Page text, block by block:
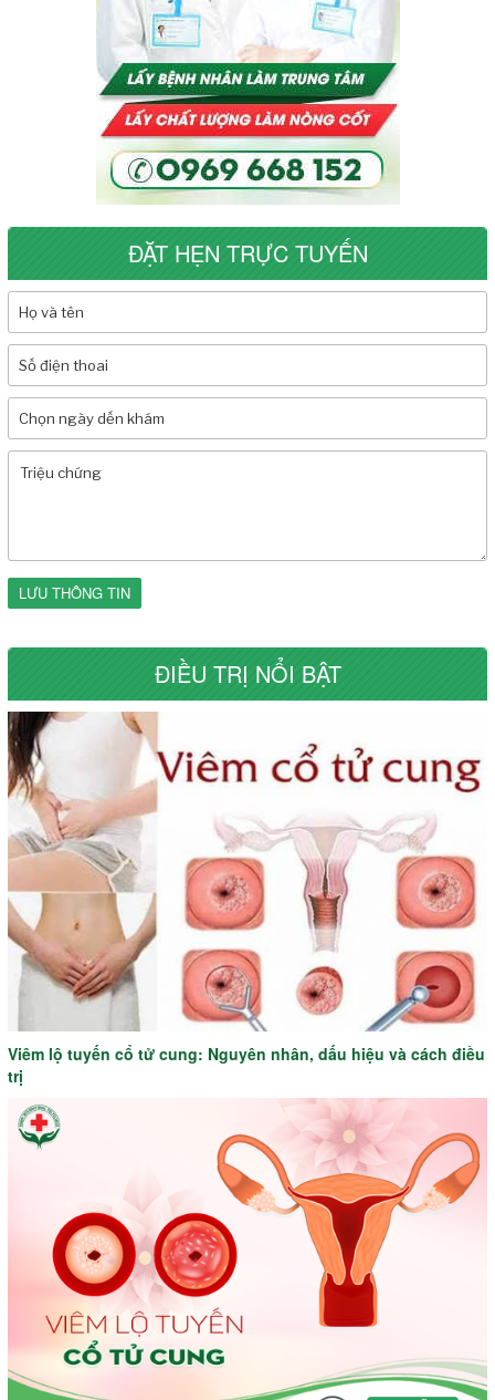
ĐẶT HẸN TRỰC TUYẾN
LƯU THÔNG TIN
ĐIỀU TRỊ NỔI BẬT
Viêm lộ tuyến cổ tử cung: Nguyên nhân, dấu hiệu và cách điều
trị